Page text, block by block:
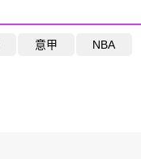
意甲 NBA